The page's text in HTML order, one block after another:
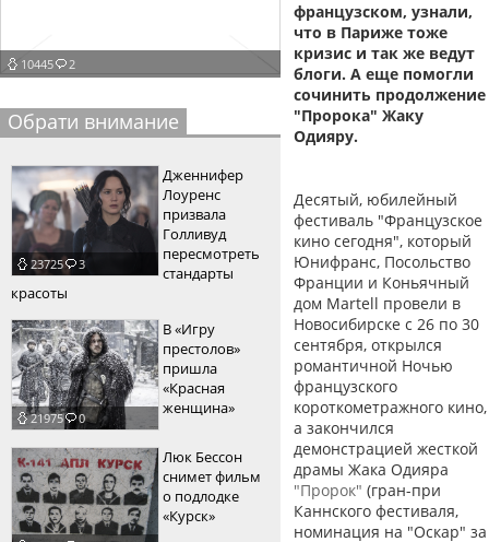
пїЅпїЅпїЅпїЅпїЅпїЅпїЅпїЅпїЅпїЅпїЅ
пїЅпїЅпїЅ
пїЅпїЅпїЅ пїЅпїЅпїЅпїЅпїЅ
пїЅпїЅпїЅ пїЅпїЅпїЅпїЅпїЅпїЅ
пїЅпїЅпїЅпїЅпїЅ
пїЅпїЅпїЅпїЅпїЅпїЅпїЅпїЅпїЅпїЅ
пїЅпїЅпїЅпїЅпїЅпїЅпїЅпїЅпїЅпїЅ
10445 2
Обрати внимание
23725 3
Дженнифер
Лоуренс
призвала
Голливуд
пересмотреть
стандарты
красоты
21975 0
В «Игру
престолов»
пришла
«Красная
женщина»
Люк Бессон
снимет фильм
о подлодке
«Курск»
французском, узнали,
что в Париже тоже
кризис и так же ведут
блоги. А еще помогли
сочинить продолжение
"Пророка" Жаку
Одияру.
Десятый, юбилейный
фестиваль "Французское
кино сегодня", который
Юнифранс, Посольство
Франции и Коньячный
дом Martell провели в
Новосибирске с 26 по 30
сентября, открылся
романтичной Ночью
французского
короткометражного кино,
а закончился
демонстрацией жесткой
драмы Жака Одияра
"Пророк" (гран-при
Каннского фестиваля,
номинация на "Оскар" за